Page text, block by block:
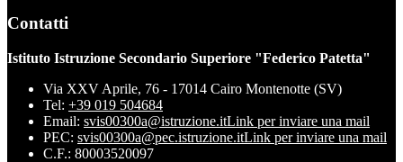
Contatti
Istituto Istruzione Secondario Superiore "Federico Patetta"
Via XXV Aprile, 76 - 17014 Cairo Montenotte (SV)
Tel: +39 019 504684
Email: svis00300a@istruzione.itLink per inviare una mail
PEC: svis00300a@pec.istruzione.itLink per inviare una mail
C.F.: 80003520097